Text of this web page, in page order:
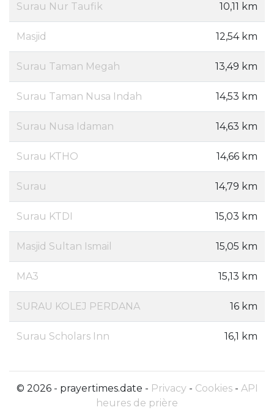
Surau Nur Taufik 10,11 km
Masjid 12,54 km
Surau Taman Megah 13,49 km
Surau Taman Nusa Indah 14,53 km
Surau Nusa Idaman 14,63 km
Surau KTHO 14,66 km
Surau 14,79 km
Surau KTDI 15,03 km
Masjid Sultan Ismail 15,05 km
MA3 15,13 km
SURAU KOLEJ PERDANA 16 km
Surau Scholars Inn 16,1 km
© 2026 - prayertimes.date - Privacy- Cookies- API
heures de prière